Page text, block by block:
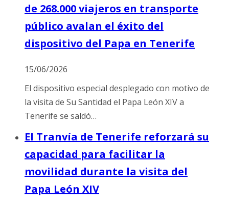
de 268.000 viajeros en transporte
público avalan el éxito del
dispositivo del Papa en Tenerife
15/06/2026
El dispositivo especial desplegado con motivo de
la visita de Su Santidad el Papa León XIV a
Tenerife se saldó…
El Tranvía de Tenerife reforzará su
capacidad para facilitar la
movilidad durante la visita del
Papa León XIV